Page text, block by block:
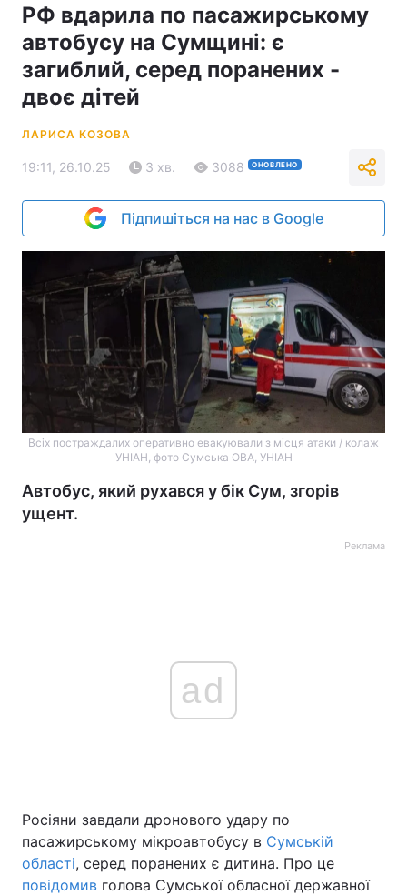
РФ вдарила по пасажирському
автобусу на Сумщині: є
загиблий, серед поранених -
двоє дітей
ЛАРИСА КОЗОВА
19:11, 26.10.25 3 хв. 3088 ОНОВЛЕНО
Підпишіться на нас в Google
Всіх постраждалих оперативно евакуювали з місця атаки / колаж
УНІАН, фото Сумська ОВА, УНІАН
Автобус, який рухався у бік Сум, згорів
ущент.
Реклама
ad
Росіяни завдали дронового удару по
пасажирському мікроавтобусу в Сумській
області, серед поранених є дитина. Про це
повідомив голова Сумської обласної державної